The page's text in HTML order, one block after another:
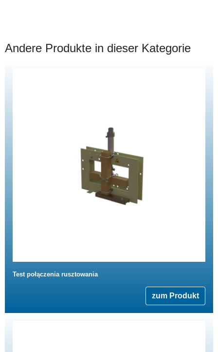
Andere Produkte in dieser Kategorie
Test połączenia rusztowania
zum Produkt